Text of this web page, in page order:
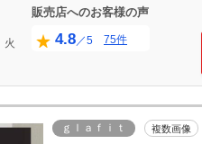
火
販売店へのお客様の声
4.8／5 75件
ｇｌａｆｉｔ 複数画像